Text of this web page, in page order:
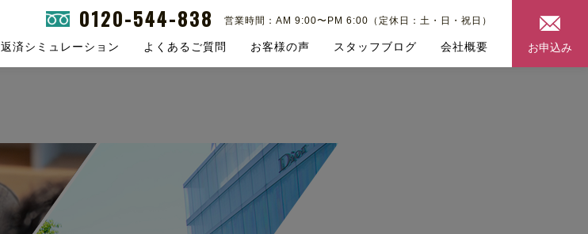
0120-544-838 営業時間：AM 9:00〜PM 6:00（定休日：土・日・祝日）
返済シミュレーション よくあるご質問 お客様の声 スタッフブログ 会社概要 お申込み